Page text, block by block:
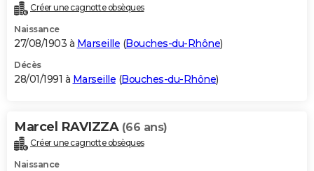
Créer une cagnotte obsèques
Naissance
27/08/1903 à Marseille (Bouches-du-Rhône)
Décès
28/01/1991 à Marseille (Bouches-du-Rhône)
Marcel RAVIZZA (66 ans)
Créer une cagnotte obsèques
Naissance